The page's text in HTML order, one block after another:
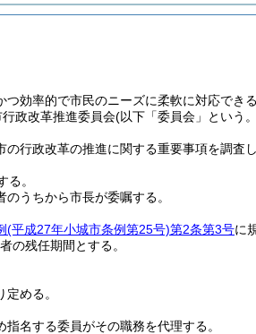
効率的で市民のニーズに柔軟に対応でき
政改革推進委員会(以下「委員会」という
行政改革の推進に関する重要事項を調査
。
うちから市長が委嘱する。
(平成27年小城市条例第25号)第2条第3号に
の残任期間とする。
める。
名する委員がその職務を代理する。